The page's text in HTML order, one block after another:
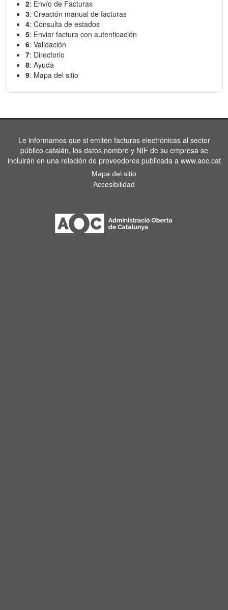
2: Envío de Facturas
3: Creación manual de facturas
4: Consulta de estados
5: Enviar factura con autenticación
6: Validación
7: Directorio
8: Ayuda
9: Mapa del sitio
Le informamos que si emiten facturas electrónicas al sector
público catalán, los datos nombre y NIF de su empresa se
incluirán en una relación de proveedores publicada a www.aoc.cat
Mapa del sitio
Accesibilidad